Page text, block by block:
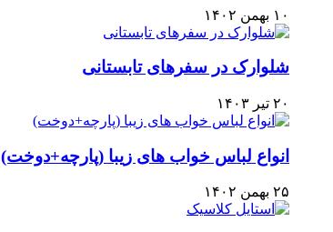
۱۰ بهمن ۱۴۰۲
شلوارک در سفرهای تابستانی
۲۰ تیر ۱۴۰۳
انواع لباس خواب های زیبا (پارچه+دوخت)
۲۵ بهمن ۱۴۰۲